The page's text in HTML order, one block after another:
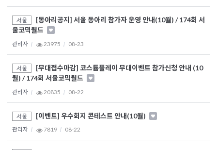
서울
[동아리공지] 서울 동아리 참가자 운영 안내(10월) / 174회 서
울코믹월드
관리자 23975 08-23
서울
[무대접수마감] 코스튬플레이 무대이벤트 참가신청 안내 (10
월) / 174회 서울코믹월드
관리자 20835 08-22
서울 [이벤트] 우수회지 콘테스트 안내(10월)
관리자 7819 08-22